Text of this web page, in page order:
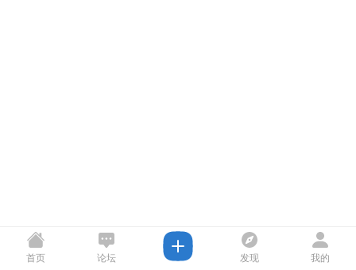
首页 论坛 发现 我的